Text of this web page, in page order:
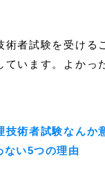
術者試験を受ける
ています。よかっ
技術者試験なんか
ない5つの理由